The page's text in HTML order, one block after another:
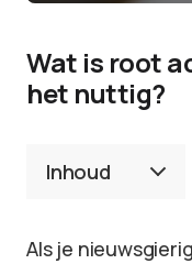
Wat is root
het nuttig?
Inhoud
Als je